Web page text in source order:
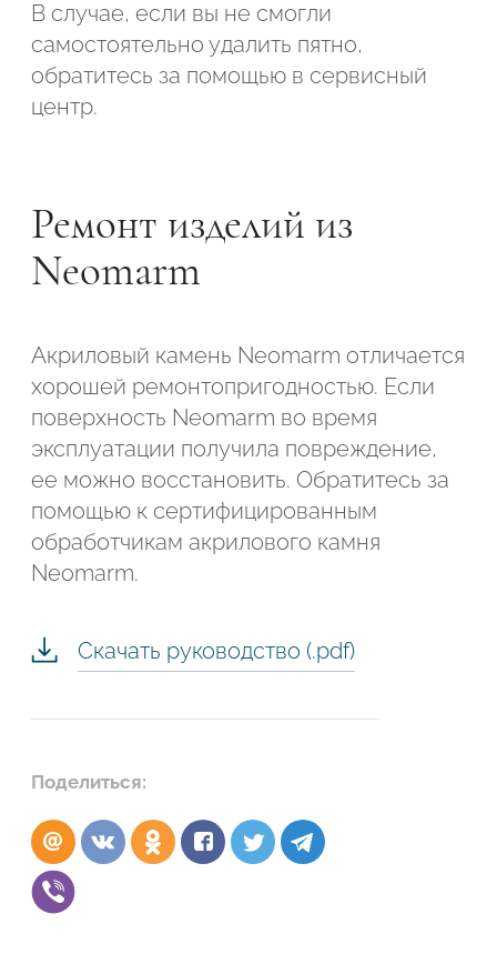
В случае, если вы не смогли
самостоятельно удалить пятно,
обратитесь за помощью в сервисный
центр.
Ремонт изделий из
Neomarm
Акриловый камень Neomarm отличается
хорошей ремонтопригодностью. Если
поверхность Neomarm во время
эксплуатации получила повреждение,
ее можно восстановить. Обратитесь за
помощью к сертифицированным
обработчикам акрилового камня
Neomarm.
Скачать руководство (.pdf)
Поделиться: